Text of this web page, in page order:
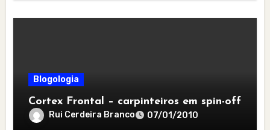
Blogologia
Cortex Frontal – carpinteiros em spin-off
Rui Cerdeira Branco 07/01/2010